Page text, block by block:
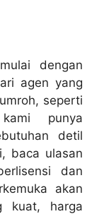
dengan
agen yang
seperti
punya
detil
baca ulasan
dan
akan
kuat, harga